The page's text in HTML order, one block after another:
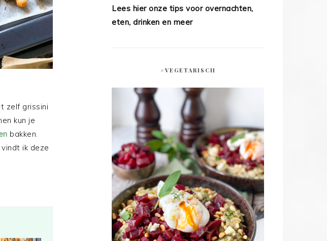
zelf grissini
kun je
bakken.
ik deze
Lees hier onze tips voor overnachten,
eten, drinken en meer
#VEGETARISCH